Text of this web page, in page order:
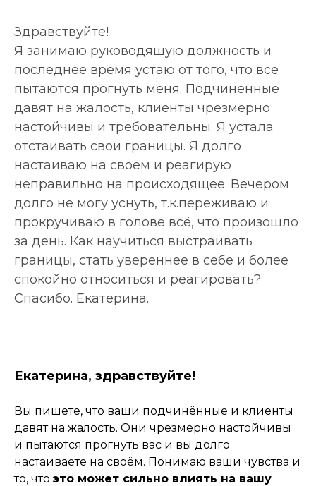
Здравствуйте!
Я занимаю руководящую должность и
последнее время устаю от того, что все
пытаются прогнуть меня. Подчиненные
давят на жалость, клиенты чрезмерно
настойчивы и требовательны. Я устала
отстаивать свои границы. Я долго
настаиваю на своём и реагирую
неправильно на происходящее. Вечером
долго не могу уснуть, т.к.переживаю и
прокручиваю в голове всё, что произошло
за день. Как научиться выстраивать
границы, стать увереннее в себе и более
спокойно относиться и реагировать?
Спасибо. Екатерина.
Екатерина, здравствуйте!
Вы пишете, что ваши подчинённые и клиенты
давят на жалость. Они чрезмерно настойчивы
и пытаются прогнуть вас и вы долго
настаиваете на своём. Понимаю ваши чувства и
то, что это может сильно влиять на вашу